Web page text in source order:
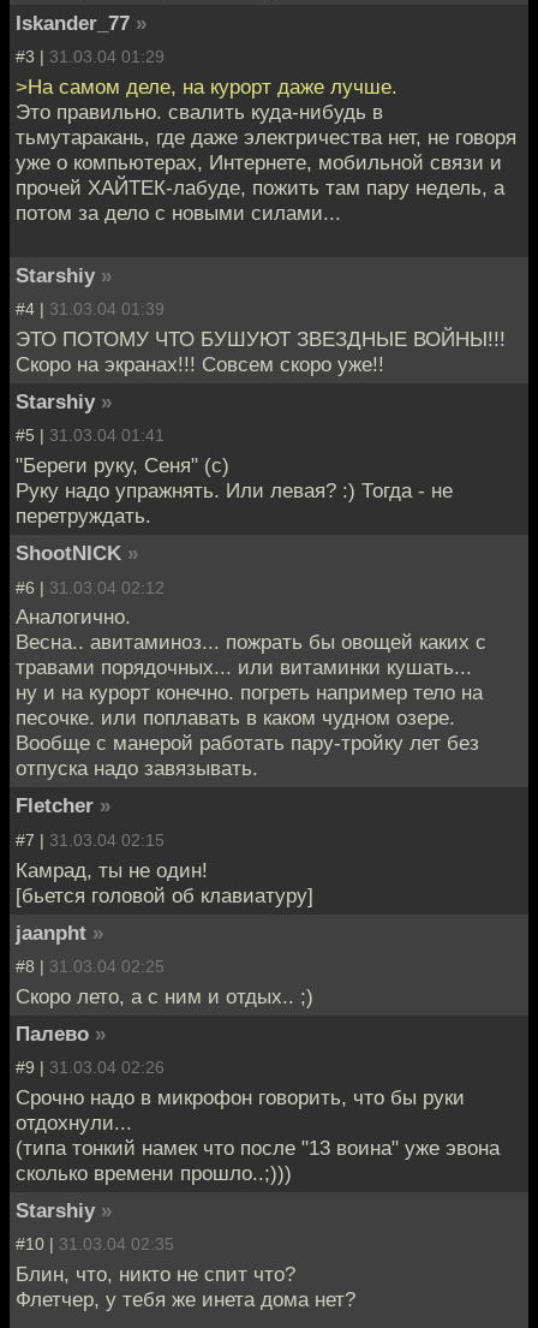
Iskander_77 »
#3 | 31.03.04 01:29
>На самом деле, на курорт даже лучше.
Это правильно. свалить куда-нибудь в
тьмутаракань, где даже электричества нет, не говоря
уже о компьютерах, Интернете, мобильной связи и
прочей ХАЙТЕК-лабуде, пожить там пару недель, а
потом за дело с новыми силами...
Starshiy »
#4 | 31.03.04 01:39
ЭТО ПОТОМУ ЧТО БУШУЮТ ЗВЕЗДНЫЕ ВОЙНЫ!!!
Скоро на экранах!!! Совсем скоро уже!!
Starshiy »
#5 | 31.03.04 01:41
"Береги руку, Сеня" (с)
Руку надо упражнять. Или левая? :) Тогда - не
перетруждать.
ShootNICK »
#6 | 31.03.04 02:12
Аналогично.
Весна.. авитаминоз... пожрать бы овощей каких с
травами порядочных... или витаминки кушать...
ну и на курорт конечно. погреть например тело на
песочке. или поплавать в каком чудном озере.
Вообще с манерой работать пару-тройку лет без
отпуска надо завязывать.
Fletcher »
#7 | 31.03.04 02:15
Камрад, ты не один!
[бьется головой об клавиатуру]
jaanpht »
#8 | 31.03.04 02:25
Скоро лето, а с ним и отдых.. ;)
Палево »
#9 | 31.03.04 02:26
Срочно надо в микрофон говорить, что бы руки
отдохнули...
(типа тонкий намек что после "13 воина" уже эвона
сколько времени прошло..;)))
Starshiy »
#10 | 31.03.04 02:35
Блин, что, никто не спит что?
Флетчер, у тебя же инета дома нет?